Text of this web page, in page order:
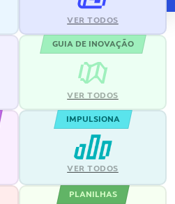
VER TODOS
GUIA DE INOVAÇÃO
VER TODOS
IMPULSIONA
VER TODOS
PLANILHAS